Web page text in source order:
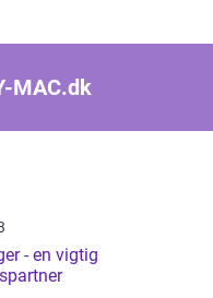
MAC.dk
- en vigtig